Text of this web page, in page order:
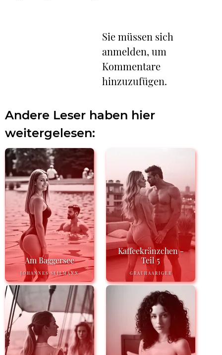
Sie müssen sich
anmelden, um
Kommentare
hinzuzufügen.
Andere Leser haben hier
weitergelesen:
Am Baggersee
JOHANNES SEILMANN
Kaffeekränzchen -
Teil 5
GRAUHAARIGER